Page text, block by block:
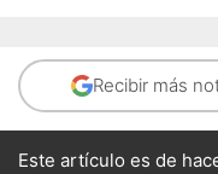
Recibir más
Este artículo es de